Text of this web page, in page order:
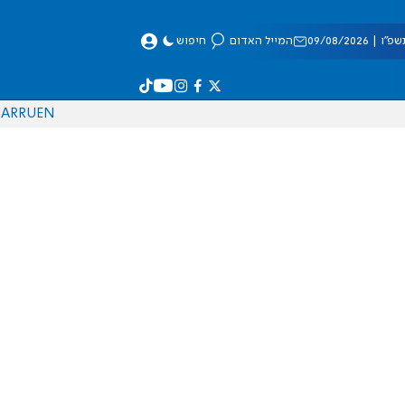
08/2026 המייל האדום חיפוש
EN
RU
AR